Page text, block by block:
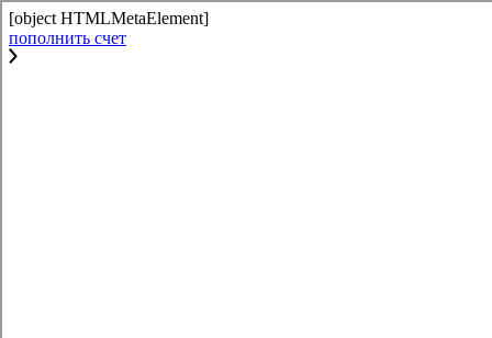
[object HTMLMetaElement]
пополнить счет